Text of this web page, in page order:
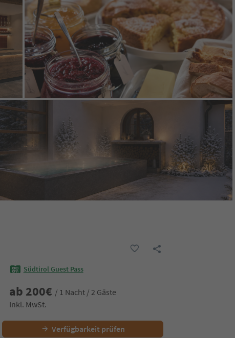
Südtirol Guest Pass
ab 200€ / 1 Nacht / 2 Gäste
Inkl. MwSt.
Verfügbarkeit prüfen